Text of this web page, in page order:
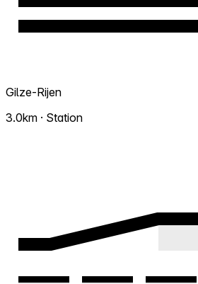
Gilze-Rijen
3.0km · Station